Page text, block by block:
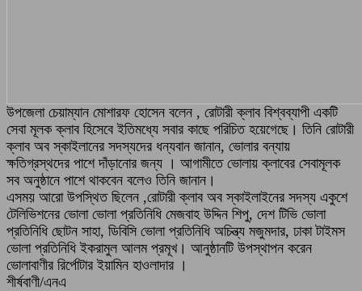
উপজেলা চেয়াম্যান মোশারফ হোসেন বলেন , রোটারী ক্লাব বিশ্বব্যাপী একটি
সেবা মূলক ক্লাব হিসেবে ইতিমধ্যে সবার কাছে পরিচিত হয়েগেছে। তিনি রোটারী
ক্লাব অব স্কাইলানের সদস্যদের ধন্যবান জানান, ভোলার বন্যায়
ক্ষতিগ্রস্থদের পাশে দাঁড়ানোর জন্য । আগামীতে ভোলায় ক্লাবের সেবামূলক
সব অনুষ্ঠানে পাশে থাকবেন বলেও তিনি জানান।
এসময় আরো উপস্থিত ছিলেন ,রোটারী ক্লাব অব স্কাইলাইনের সদস্য একুশে
টেলিভিশনের ভোলা ভোলা প্রতিনিধি মেজবাহ উদ্দিন শিপু, দেশ টিভি ভোলা
প্রতিনিধি ছোটন সাহা, ডিবিসি ভোলা প্রতিনিধি অচিন্ত্য মজুমদার, ঢাকা টাইমস
ভোলা প্রতিনিধি ইকরামুল আলম প্রমূখ। আনুষ্ঠানটি উপস্থাপন করেন
ভোলাবাণীর রির্পোটার ইয়ামিন হাওলাদার ।
শীর্ষবাণী/এনএ